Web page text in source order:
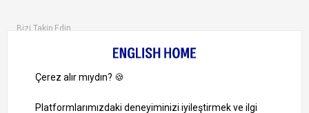
Bizi Takip Edin
1000 TL ve Üzeri Alışverişlerinizde Kargo Bedava!